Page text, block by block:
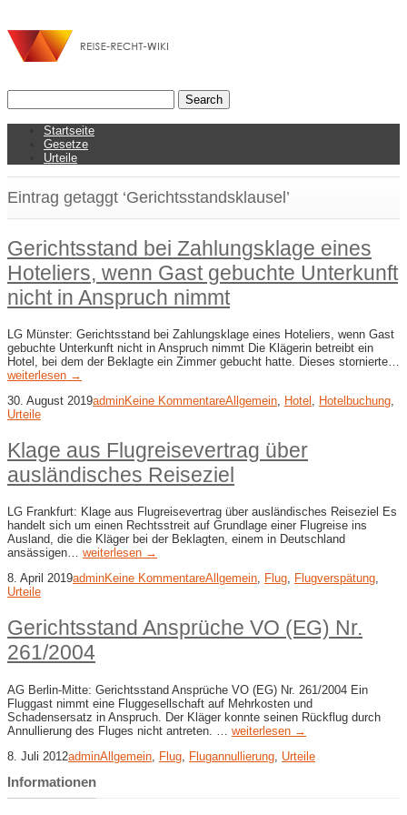
Startseite
Gesetze
Urteile
Eintrag getaggt ‘Gerichtsstandsklausel’
Gerichtsstand bei Zahlungsklage eines
Hoteliers, wenn Gast gebuchte Unterkunft
nicht in Anspruch nimmt
LG Münster: Gerichtsstand bei Zahlungsklage eines Hoteliers, wenn Gast
gebuchte Unterkunft nicht in Anspruch nimmt Die Klägerin betreibt ein
Hotel, bei dem der Beklagte ein Zimmer gebucht hatte. Dieses stornierte…
weiterlesen →
30. August 2019adminKeine KommentareAllgemein, Hotel , Hotelbuchung,
Urteile
Klage aus Flugreisevertrag über
ausländisches Reiseziel
LG Frankfurt: Klage aus Flugreisevertrag über ausländisches Reiseziel Es
handelt sich um einen Rechtsstreit auf Grundlage einer Flugreise ins
Ausland, die die Kläger bei der Beklagten, einem in Deutschland
ansässigen… weiterlesen →
8. April 2019adminKeine KommentareAllgemein, Flug, Flugverspätung,
Urteile
Gerichtsstand Ansprüche VO (EG) Nr.
261/2004
AG Berlin-Mitte: Gerichtsstand Ansprüche VO (EG) Nr. 261/2004 Ein
Fluggast nimmt eine Fluggesellschaft auf Mehrkosten und
Schadensersatz in Anspruch. Der Kläger konnte seinen Rückflug durch
Annullierung des Fluges nicht antreten. … weiterlesen →
8. Juli 2012adminAllgemein Flug Flugannullierung Urteile
Informationen